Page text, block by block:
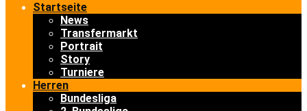
Startseite
News
Transfermarkt
Portrait
Story
Turniere
Herren
Bundesliga